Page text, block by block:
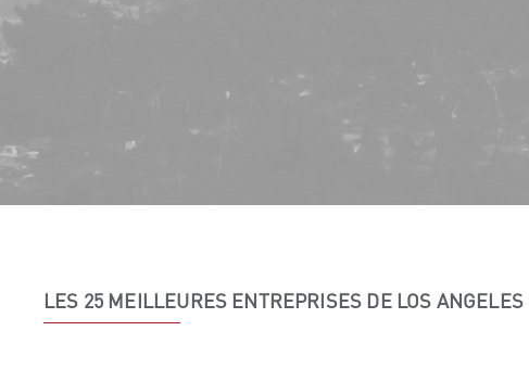
LES 25 MEILLEURES ENTREPRISES DE LOS ANGELES